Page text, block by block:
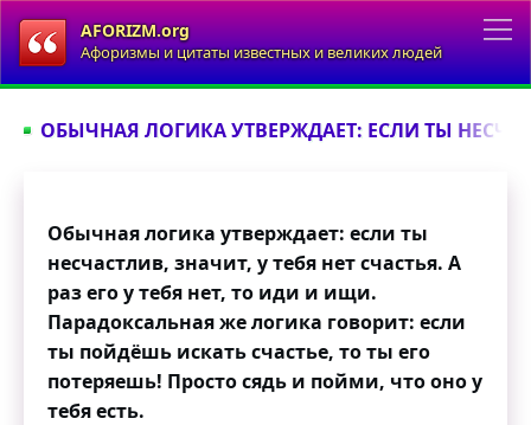
AFORIZM.org
Афоризмы и цитаты известных и великих людей
ОБЫЧНАЯ ЛОГИКА УТВЕРЖДАЕТ: ЕСЛИ ТЫ
Обычная логика утверждает: если ты
несчастлив, значит, у тебя нет счастья. А
раз его у тебя нет, то иди и ищи.
Парадоксальная же логика говорит: если
ты пойдёшь искать счастье, то ты его
потеряешь! Просто сядь и пойми, что оно у
тебя есть.